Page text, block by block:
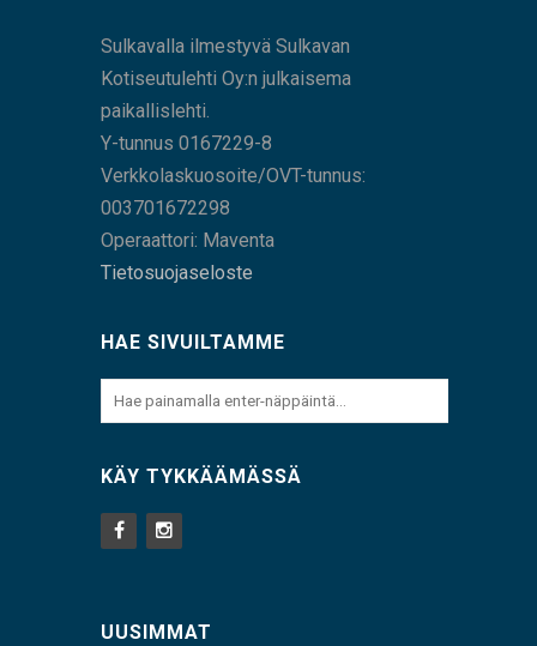
Sulkavalla ilmestyvä Sulkavan
Kotiseutulehti Oy:n julkaisema
paikallislehti.
Y-tunnus 0167229-8
Verkkolaskuosoite/OVT-tunnus:
003701672298
Operaattori: Maventa
Tietosuojaseloste
HAE SIVUILTAMME
KÄY TYKKÄÄMÄSSÄ
UUSIMMAT